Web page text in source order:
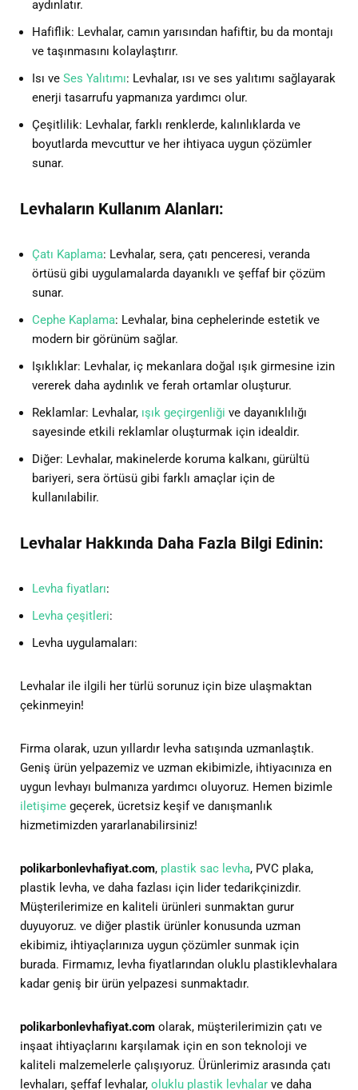
aydınlatır.
Hafiflik: Levhalar, camın yarısından hafiftir, bu da montajı
ve taşınmasını kolaylaştırır.
Isı ve Ses Yalıtımı: Levhalar, ısı ve ses yalıtımı sağlayarak
enerji tasarrufu yapmanıza yardımcı olur.
Çeşitlilik: Levhalar, farklı renklerde, kalınlıklarda ve
boyutlarda mevcuttur ve her ihtiyaca uygun çözümler
sunar.
Levhaların Kullanım Alanları:
Çatı Kaplama: Levhalar, sera, çatı penceresi, veranda
örtüsü gibi uygulamalarda dayanıklı ve şeffaf bir çözüm
sunar.
Cephe Kaplama: Levhalar, bina cephelerinde estetik ve
modern bir görünüm sağlar.
Işıklıklar: Levhalar, iç mekanlara doğal ışık girmesine izin
vererek daha aydınlık ve ferah ortamlar oluşturur.
Reklamlar: Levhalar, ışık geçirgenliği ve dayanıklılığı
sayesinde etkili reklamlar oluşturmak için idealdir.
Diğer: Levhalar, makinelerde koruma kalkanı, gürültü
bariyeri, sera örtüsü gibi farklı amaçlar için de
kullanılabilir.
Levhalar Hakkında Daha Fazla Bilgi Edinin:
Levha fiyatları:
Levha çeşitleri:
Levha uygulamaları:
Levhalar ile ilgili her türlü sorunuz için bize ulaşmaktan
çekinmeyin!
Firma olarak, uzun yıllardır levha satışında uzmanlaştık.
Geniş ürün yelpazemiz ve uzman ekibimizle, ihtiyacınıza en
uygun levhayı bulmanıza yardımcı oluyoruz. Hemen bizimle
iletişime geçerek, ücretsiz keşif ve danışmanlık
hizmetimizden yararlanabilirsiniz!
polikarbonlevhafiyat.com, plastik sac levha, PVC plaka,
plastik levha, ve daha fazlası için lider tedarikçinizdir.
Müşterilerimize en kaliteli ürünleri sunmaktan gurur
duyuyoruz. ve diğer plastik ürünler konusunda uzman
ekibimiz, ihtiyaçlarınıza uygun çözümler sunmak için
burada. Firmamız, levha fiyatlarından oluklu plastiklevhalara
kadar geniş bir ürün yelpazesi sunmaktadır.
polikarbonlevhafiyat.com olarak, müşterilerimizin çatı ve
inşaat ihtiyaçlarını karşılamak için en son teknoloji ve
kaliteli malzemelerle çalışıyoruz. Ürünlerimiz arasında çatı
levhaları, şeffaf levhalar, oluklu plastik levhalar ve daha